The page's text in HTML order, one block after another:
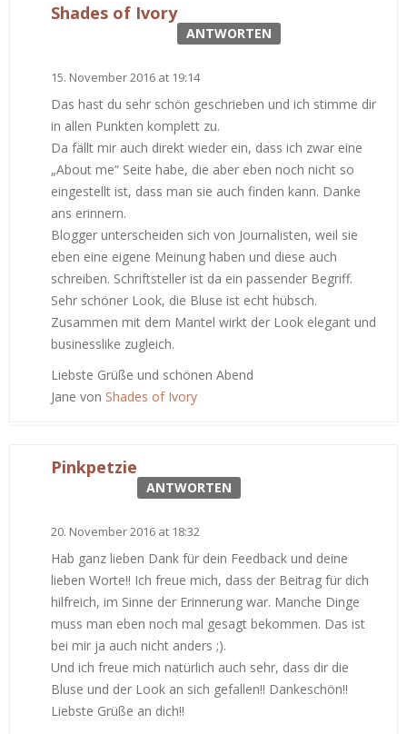
Shades of Ivory
ANTWORTEN
15. November 2016 at 19:14
Das hast du sehr schön geschrieben und ich stimme dir
in allen Punkten komplett zu.
Da fällt mir auch direkt wieder ein, dass ich zwar eine
„About me“ Seite habe, die aber eben noch nicht so
eingestellt ist, dass man sie auch finden kann. Danke
ans erinnern.
Blogger unterscheiden sich von Journalisten, weil sie
eben eine eigene Meinung haben und diese auch
schreiben. Schriftsteller ist da ein passender Begriff.
Sehr schöner Look, die Bluse ist echt hübsch.
Zusammen mit dem Mantel wirkt der Look elegant und
businesslike zugleich.
Liebste Grüße und schönen Abend
Jane von Shades of Ivory
Pinkpetzie
ANTWORTEN
20. November 2016 at 18:32
Hab ganz lieben Dank für dein Feedback und deine
lieben Worte!! Ich freue mich, dass der Beitrag für dich
hilfreich, im Sinne der Erinnerung war. Manche Dinge
muss man eben noch mal gesagt bekommen. Das ist
bei mir ja auch nicht anders ;).
Und ich freue mich natürlich auch sehr, dass dir die
Bluse und der Look an sich gefallen!! Dankeschön!!
Liebste Grüße an dich!!